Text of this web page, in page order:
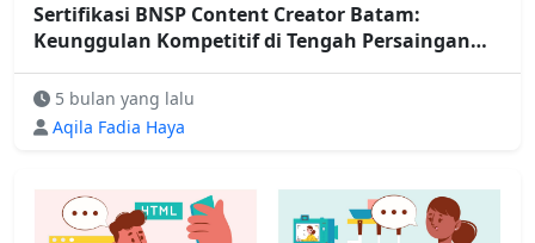
Sertifikasi BNSP Content Creator Batam:
Keunggulan Kompetitif di Tengah Persaingan
Ketat
5 bulan yang lalu
Aqila Fadia Haya